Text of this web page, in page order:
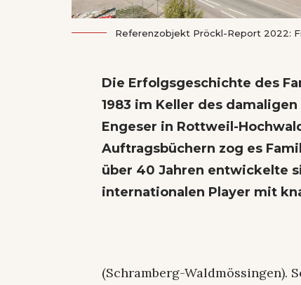
Referenzobjekt Pröckl-Report 2022:
Die Erfolgsgeschichte des
1983 im Keller des
Engeser in Rottweil-
Auftragsbüchern zog es
über 40 Jahren entwickelte
internationalen Player mit
(Schramberg-Waldmössingen).